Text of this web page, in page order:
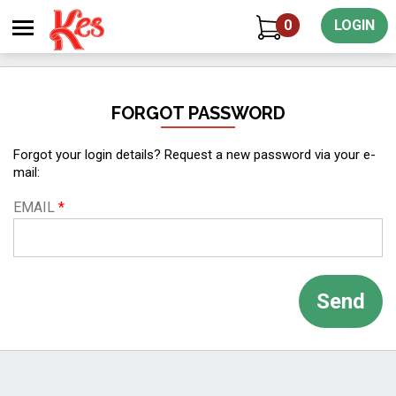
0 LOGIN
FORGOT PASSWORD
Forgot your login details? Request a new password via your e-
mail:
EMAIL